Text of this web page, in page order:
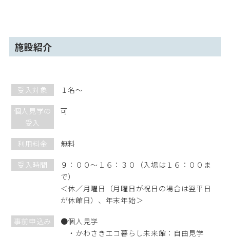
施設紹介
受入対象 １名～
個人見学の
受入
可
利用料金 無料
受入時間
９：００～１６：３０（入場は１６：００ま
で）
＜休／月曜日（月曜日が祝日の場合は翌平日
が休館日）、年末年始＞
事前申込み
●個人見学
・かわさきエコ暮らし未来館：自由見学